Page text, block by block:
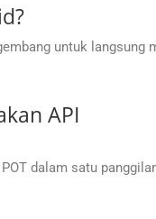
untuk langsung
API
dalam satu